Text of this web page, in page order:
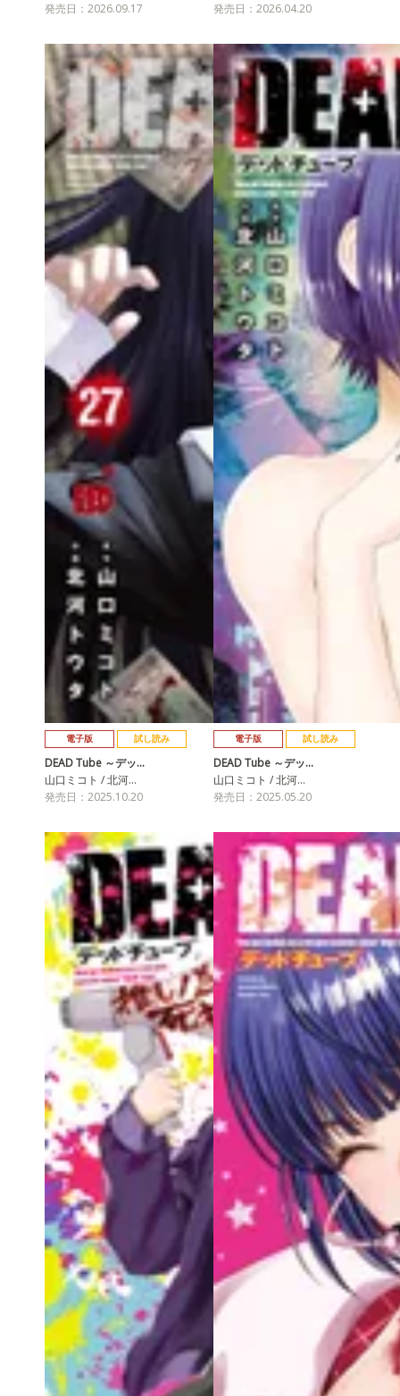
発売日：2026.09.17
発売日：2026.04.20
電子版 試し読み
DEAD Tube ～デッ…
山口ミコト / 北河…
発売日：2025.10.20
電子版 試し読み
DEAD Tube ～デッ…
山口ミコト / 北河…
発売日：2025.05.20